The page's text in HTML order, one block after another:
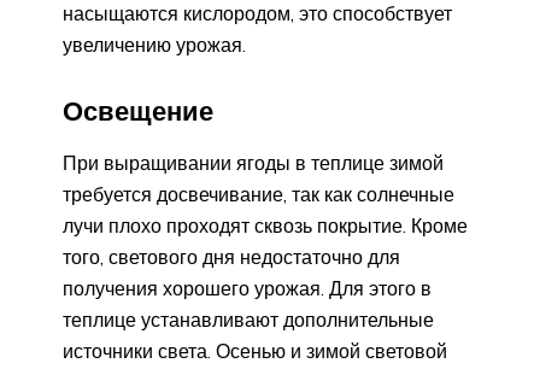
насыщаются кислородом, это способствует
увеличению урожая.
Освещение
При выращивании ягоды в теплице зимой
требуется досвечивание, так как солнечные
лучи плохо проходят сквозь покрытие. Кроме
того, светового дня недостаточно для
получения хорошего урожая. Для этого в
теплице устанавливают дополнительные
источники света. Осенью и зимой световой